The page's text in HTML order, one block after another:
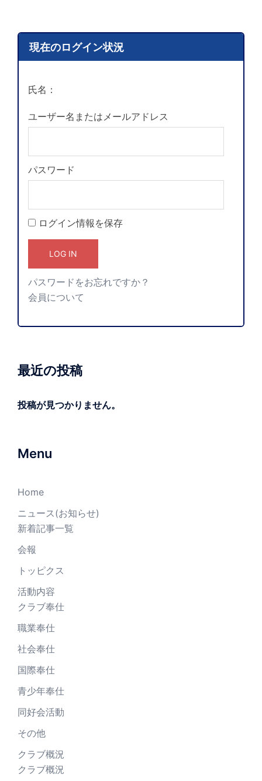
現在のログイン状況
氏名：
ユーザー名またはメールアドレス
パスワード
ログイン情報を保存
パスワードをお忘れですか？
会員について
最近の投稿
投稿が見つかりません。
Menu
Home
ニュース(お知らせ)
新着記事一覧
会報
トッピクス
活動内容
クラブ奉仕
職業奉仕
社会奉仕
国際奉仕
青少年奉仕
同好会活動
その他
クラブ概況
クラブ概況